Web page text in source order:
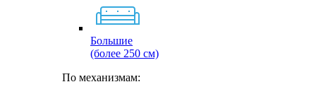
Большие
(более 250 см)
По механизмам: